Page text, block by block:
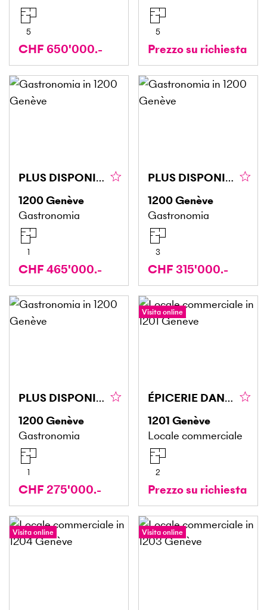
5
CHF 650'000.-
5
Prezzo su richiesta
PLUS DISPONIBLE PLUS DISPONIBLE
1200Genève
Gastronomia
1
CHF 465'000.-
PLUS DISPONIBLE PLUS DISPONIBLE
1200Genève
Gastronomia
3
CHF 315'000.-
PLUS DISPONIBLE PLUS DISPONIBLE
1200Genève
Gastronomia
1
CHF 275'000.-
Visita online
ÉPICERIE DANS UNE RUE PASSANTE
1201 Genève
Locale commerciale
2
Prezzo su richiesta
Visita online Visita online